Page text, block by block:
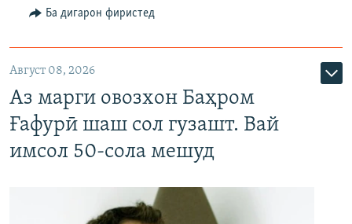
Ба дигарон фиристед
Август 08, 2026
Аз марги овозхон Баҳром
Ғафурӣ шаш сол гузашт. Вай
имсол 50-сола мешуд